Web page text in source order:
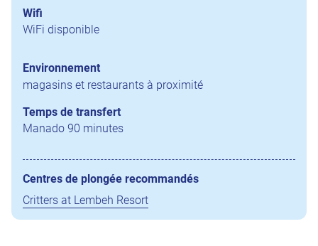
Wifi
WiFi disponible
Environnement
magasins et restaurants à proximité
Temps de transfert
Manado 90 minutes
Centres de plongée recommandés
Critters at Lembeh Resort